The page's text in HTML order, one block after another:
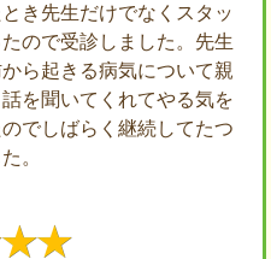
き先生だけでなくスタッ
ので受診しました。先生
ら起きる病気について親
を聞いてくれてやる気を
でしばらく継続してたつ
。